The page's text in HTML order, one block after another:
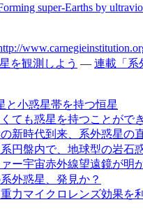
super-Earths by
を観測しよう ― 連載「系
と小惑星帯を持つ恒星
ても惑星を持つことがで
新時代到来、系外惑星の
円盤内で、地球型の岩石
ー宇宙赤外線望遠鏡が明
外惑星、発見か？
力マイクロレンズ効果を